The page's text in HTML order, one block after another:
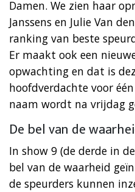
Damen. We zien haar
Janssens en Julie Van
ranking van beste
Er maakt ook een
opwachting en dat is
hoofdverdachte voor
naam wordt na vrijdag
De bel van de
In show 9 (de derde in
bel van de waarheid
de speurders kunnen